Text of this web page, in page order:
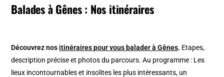
Balades à Gênes : Nos itinéraires
Découvrez nos itinéraires pour vous balader à Gênes. Etapes,
description précise et photos du parcours. Au programme : Les
lieux incontournables et insolites les plus intéressants, un